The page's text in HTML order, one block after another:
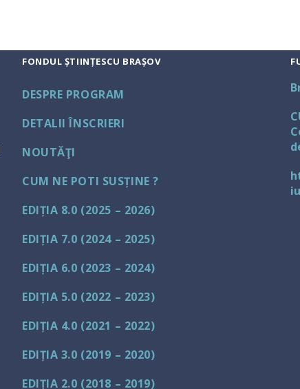
FONDUL ȘTIINȚESCU BRAȘOV
DESPRE PROGRAM
DETALII ÎNSCRIERI
NOUTĂŢI
CUM NE POTI SUSȚINE ?
EDIȚIA 8.0 (2025 – 2026)
EDIȚIA 7.0 (2024 – 2025)
EDIȚIA 6.0 (2023 – 2024)
EDIȚIA 5.0 (2022 – 2023)
EDIȚIA 4.0 (2021 – 2022)
EDIȚIA 3.0 (2019 – 2020)
EDIȚIA 2.0 (2018 – 2019)